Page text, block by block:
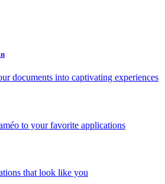
documents into captivating experiences
to your favorite applications
that look like you